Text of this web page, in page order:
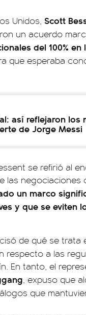
Unidos, Scott
un acuerdo
del 100%
que esperaba
así reflejaron los
de Jorge Messi
se refirió al
las
un marco
y que se eviten
de qué se
respecto a las
En tanto, el
, expuso que
que